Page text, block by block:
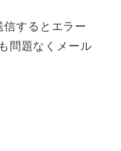
するとエラー
問題なくメール